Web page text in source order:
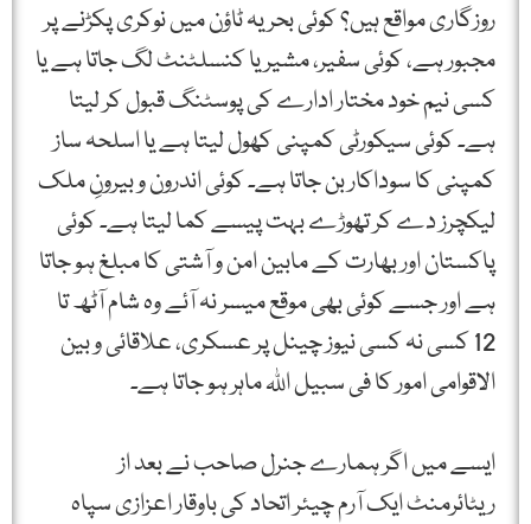
روزگاری مواقع ہیں؟ کوئی بحریہ ٹاؤن میں نوکری پکڑنے پر
مجبور ہے، کوئی سفیر، مشیر یا کنسلٹنٹ لگ جاتا ہے یا
کسی نیم خود مختار ادارے کی پوسٹنگ قبول کر لیتا
ہے۔ کوئی سیکورٹی کمپنی کھول لیتا ہے یا اسلحہ ساز
کمپنی کا سوداکار بن جاتا ہے۔ کوئی اندرون و بیرونِ ملک
لیکچرز دے کر تھوڑے بہت پیسے کما لیتا ہے۔ کوئی
پاکستان اور بھارت کے مابین امن و آشتی کا مبلغ ہو جاتا
ہے اور جسے کوئی بھی موقع میسر نہ آئے وہ شام آٹھ تا
12 کسی نہ کسی نیوز چینل پر عسکری، علاقائی و بین
الاقوامی امور کا فی سبیل اللہ ماہر ہو جاتا ہے۔
ایسے میں اگر ہمارے جنرل صاحب نے بعد از
ریٹائرمنٹ ایک آرم چیئر اتحاد کی باوقار اعزازی سپاہ